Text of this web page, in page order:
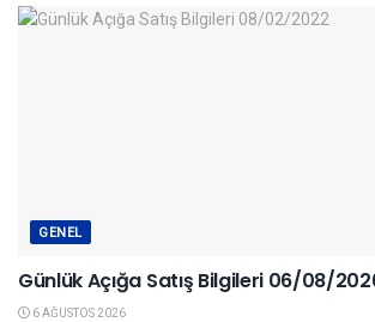
GENEL
Günlük Açığa Satış Bilgileri 06/08/
6 AĞUSTOS 2026